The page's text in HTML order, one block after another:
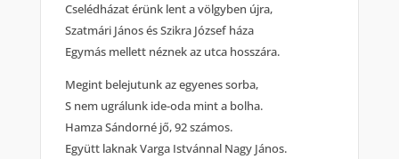
Cselédházat érünk lent a völgyben újra,
Szatmári János és Szikra József háza
Egymás mellett néznek az utca hosszára.
Megint belejutunk az egyenes sorba,
S nem ugrálunk ide-oda mint a bolha.
Hamza Sándorné jő, 92 számos.
Együtt laknak Varga Istvánnal Nagy János.